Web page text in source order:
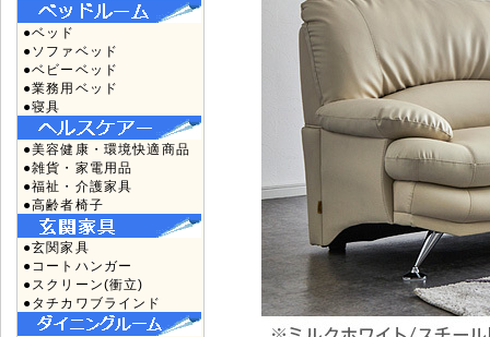
●ベッド
●ソファベッド
●ベビーベッド
●業務用ベッド
●寝具
●美容健康・環境快適商品
●雑貨・家電用品
●福祉・介護家具
●高齢者椅子
●玄関家具
●コートハンガー
●スクリーン(衝立)
●タチカワブラインド